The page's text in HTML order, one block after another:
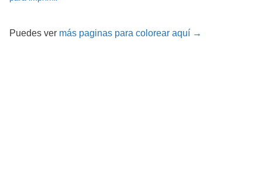
Puedes ver más paginas para colorear aquí →